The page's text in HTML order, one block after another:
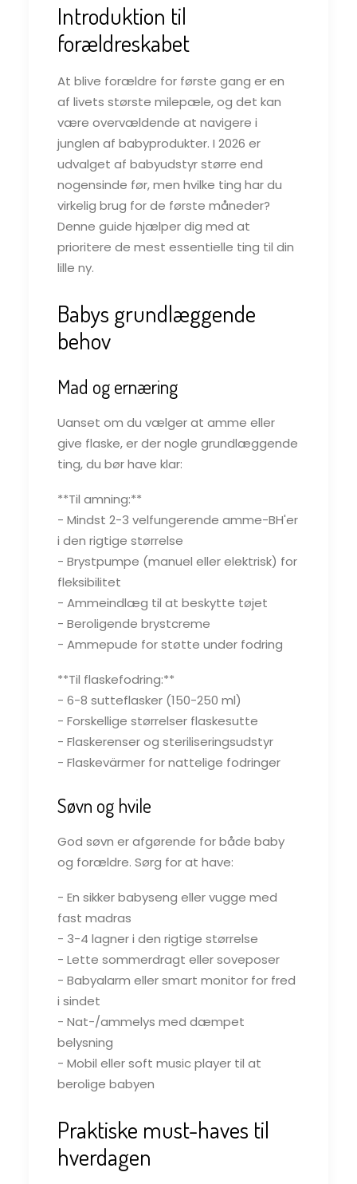
Introduktion til
forældreskabet
At blive forældre for første gang er en
af livets største milepæle, og det kan
være overvældende at navigere i
junglen af babyprodukter. I 2026 er
udvalget af babyudstyr større end
nogensinde før, men hvilke ting har du
virkelig brug for de første måneder?
Denne guide hjælper dig med at
prioritere de mest essentielle ting til din
lille ny.
Babys grundlæggende
behov
Mad og ernæring
Uanset om du vælger at amme eller
give flaske, er der nogle grundlæggende
ting, du bør have klar:
**Til amning:**
- Mindst 2-3 velfungerende amme-BH'er
i den rigtige størrelse
- Brystpumpe (manuel eller elektrisk) for
fleksibilitet
- Ammeindlæg til at beskytte tøjet
- Beroligende brystcreme
- Ammepude for støtte under fodring
**Til flaskefodring:**
- 6-8 sutteflasker (150-250 ml)
- Forskellige størrelser flaskesutte
- Flaskerenser og steriliseringsudstyr
- Flaskevärmer for nattelige fodringer
Søvn og hvile
God søvn er afgørende for både baby
og forældre. Sørg for at have:
- En sikker babyseng eller vugge med
fast madras
- 3-4 lagner i den rigtige størrelse
- Lette sommerdragt eller soveposer
- Babyalarm eller smart monitor for fred
i sindet
- Nat-/ammelys med dæmpet
belysning
- Mobil eller soft music player til at
berolige babyen
Praktiske must-haves til
hverdagen